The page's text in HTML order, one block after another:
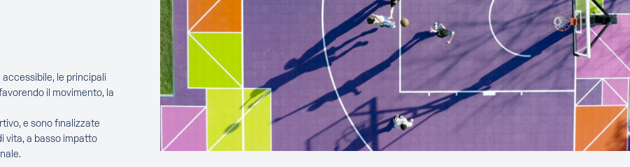
le principali
il movimento, la
e sono finalizzate
vita, a basso impatto